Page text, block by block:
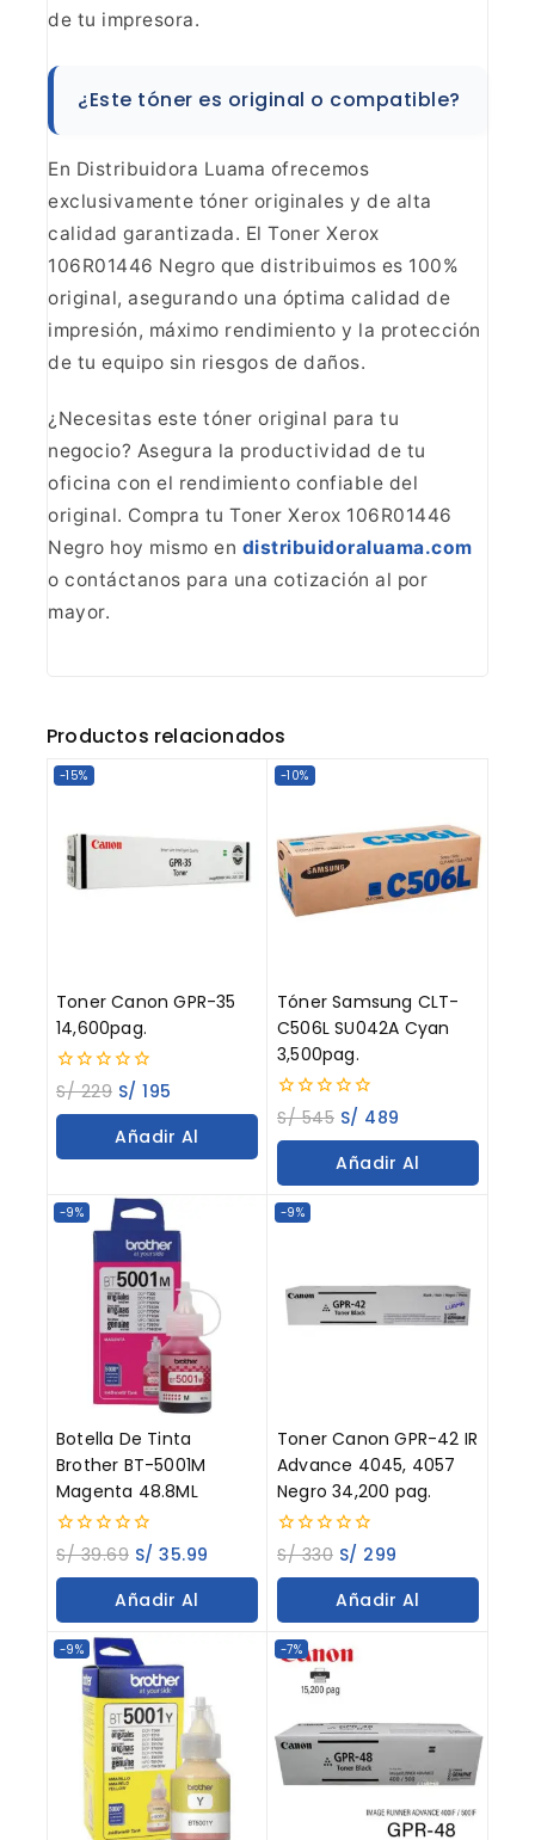
de tu impresora.
¿Este tóner es original o compatible?
En Distribuidora Luama ofrecemos
exclusivamente tóner originales y de alta
calidad garantizada. El Toner Xerox
106R01446 Negro que distribuimos es 100%
original, asegurando una óptima calidad de
impresión, máximo rendimiento y la protección
de tu equipo sin riesgos de daños.
¿Necesitas este tóner original para tu
negocio? Asegura la productividad de tu
oficina con el rendimiento confiable del
original. Compra tu Toner Xerox 106R01446
Negro hoy mismo en distribuidoraluama.com
o contáctanos para una cotización al por
mayor.
Productos relacionados
-15%
Toner Canon GPR-35
14,600pag.
0
out
of
S/229 S/ 195
Añadir Al
-10%
Tóner Samsung CLT-
C506L SU042A Cyan
3,500pag.
0
out
of
S/545 S/ 489
Añadir Al
-9%
Botella De Tinta
Brother BT-5001M
Magenta 48.8ML
0
out
of
S/39.69 S/ 35.99
Añadir Al
Carrito
-9%
Toner Canon GPR-42 IR
Advance 4045, 4057
Negro 34,200 pag.
0
out
of
S/330 S/ 299
Añadir Al
-9% -7%